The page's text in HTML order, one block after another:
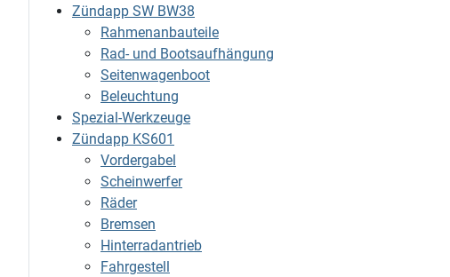
Zündapp SW BW38
Rahmenanbauteile
Rad- und Bootsaufhängung
Seitenwagenboot
Beleuchtung
Spezial-Werkzeuge
Zündapp KS601
Vordergabel
Scheinwerfer
Räder
Bremsen
Hinterradantrieb
Fahrgestell